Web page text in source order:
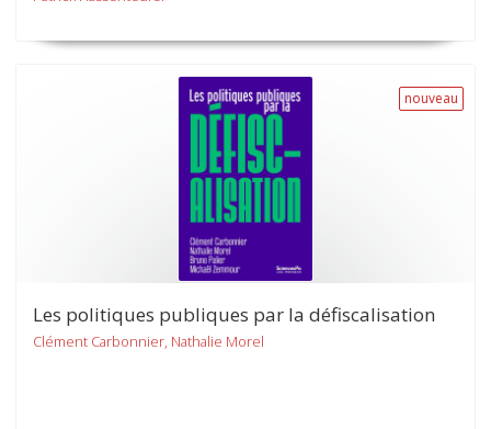
nouveau
Les politiques publiques par la défiscalisation
Clément Carbonnier, Nathalie Morel